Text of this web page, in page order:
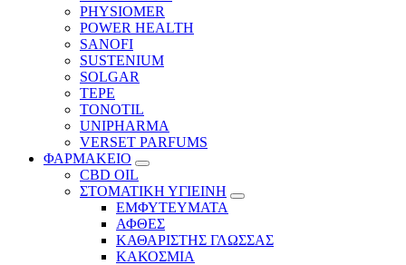
PHYSIOMER
POWER HEALTH
SANOFI
SUSTENIUM
SOLGAR
TEPE
TONOTIL
UNIPHARMA
VERSET PARFUMS
ΦΑΡΜΑΚΕΙΟ
CBD OIL
ΣΤΟΜΑΤΙΚΗ ΥΓΙΕΙΝΗ
ΕΜΦΥΤΕΥΜΑΤΑ
ΑΦΘΕΣ
ΚΑΘΑΡΙΣΤΗΣ ΓΛΩΣΣΑΣ
ΚΑΚΟΣΜΙΑ